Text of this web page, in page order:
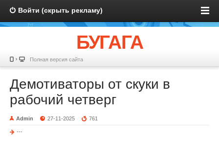
Войти (скрыть рекламу)
БУГАГА
Полная версия сайта
Демотиваторы от скуки в
рабочий четверг
Admin 27-11-2025 761
---